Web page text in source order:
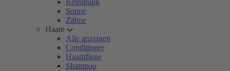
Reinigung
Sonne
Zähne
Haare
Alle anzeigen
Conditioner
Haarpflege
Shampoo